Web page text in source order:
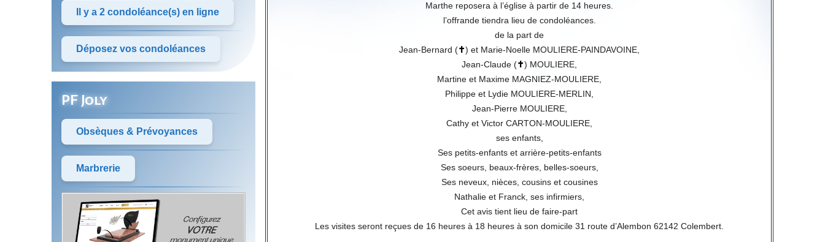
Il y a 2 condoléance(s) en ligne
Déposez vos condoléances
PF Joly
Obsèques & Prévoyances
Marbrerie
Marthe reposera à l’église à partir de 14 heures.
l’offrande tiendra lieu de condoléances.
de la part de
Jean-Bernard (✝) et Marie-Noelle MOULIERE-PAINDAVOINE,
Jean-Claude (✝) MOULIERE,
Martine et Maxime MAGNIEZ-MOULIERE,
Philippe et Lydie MOULIERE-MERLIN,
Jean-Pierre MOULIERE,
Cathy et Victor CARTON-MOULIERE,
ses enfants,
Ses petits-enfants et arrière-petits-enfants
Ses soeurs, beaux-frères, belles-soeurs,
Ses neveux, nièces, cousins et cousines
Nathalie et Franck, ses infirmiers,
Cet avis tient lieu de faire-part
Les visites seront reçues de 16 heures à 18 heures à son domicile 31 route d’Alembon 62142 Colembert.